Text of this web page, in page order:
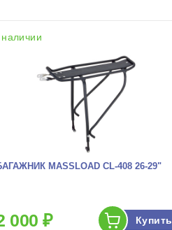
MASSLOAD CL-408 26-29ʺ
000 ₽ Купить